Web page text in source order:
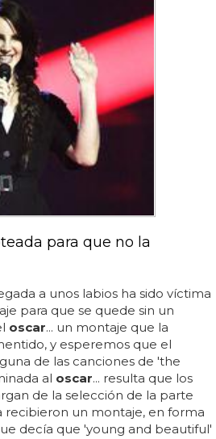
para que no la
a unos labios ha sido víctima
para que se quede sin un
oscar... un montaje que la
y esperemos que el
de las canciones de 'the
al oscar... resulta que los
de la selección de la parte
recibieron un montaje, en forma
decía que 'young and beautiful'